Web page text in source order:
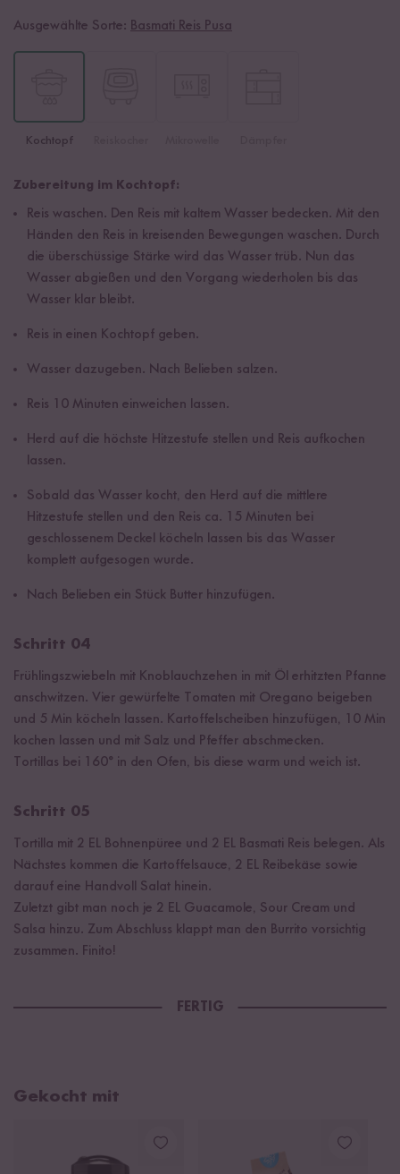
Ausgewählte Sorte: Basmati Reis Pusa
Kochtopf
Zubereitung im Kochtopf:
Reis waschen. Den Reis mit kaltem Wasser bedecken. Mit den
Händen den Reis in kreisenden Bewegungen waschen. Durch
die überschüssige Stärke wird das Wasser trüb. Nun das
Wasser abgießen und den Vorgang wiederholen bis das
Wasser klar bleibt.
Reis in einen Kochtopf geben.
Wasser dazugeben. Nach Belieben salzen.
Reis 10 Minuten einweichen lassen.
Herd auf die höchste Hitzestufe stellen und Reis aufkochen
lassen.
Sobald das Wasser kocht, den Herd auf die mittlere
Hitzestufe stellen und den Reis ca. 15 Minuten bei
geschlossenem Deckel köcheln lassen bis das Wasser
komplett aufgesogen wurde.
Nach Belieben ein Stück Butter hinzufügen.
Schritt 04
Frühlingszwiebeln mit Knoblauchzehen in mit Öl erhitzten Pfanne
anschwitzen. Vier gewürfelte Tomaten mit Oregano beigeben
und 5 Min köcheln lassen. Kartoffelscheiben hinzufügen, 10 Min
kochen lassen und mit Salz und Pfeffer abschmecken.
Tortillas bei 160° in den Ofen, bis diese warm und weich ist.
Schritt 05
Tortilla mit 2 EL Bohnenpüree und 2 EL Basmati Reis belegen. Als
Nächstes kommen die Kartoffelsauce, 2 EL Reibekäse sowie
darauf eine Handvoll Salat hinein.
Zuletzt gibt man noch je 2 EL Guacamole, Sour Cream und
Salsa hinzu. Zum Abschluss klappt man den Burrito vorsichtig
zusammen. Finito!
FERTIG
Gekocht mit